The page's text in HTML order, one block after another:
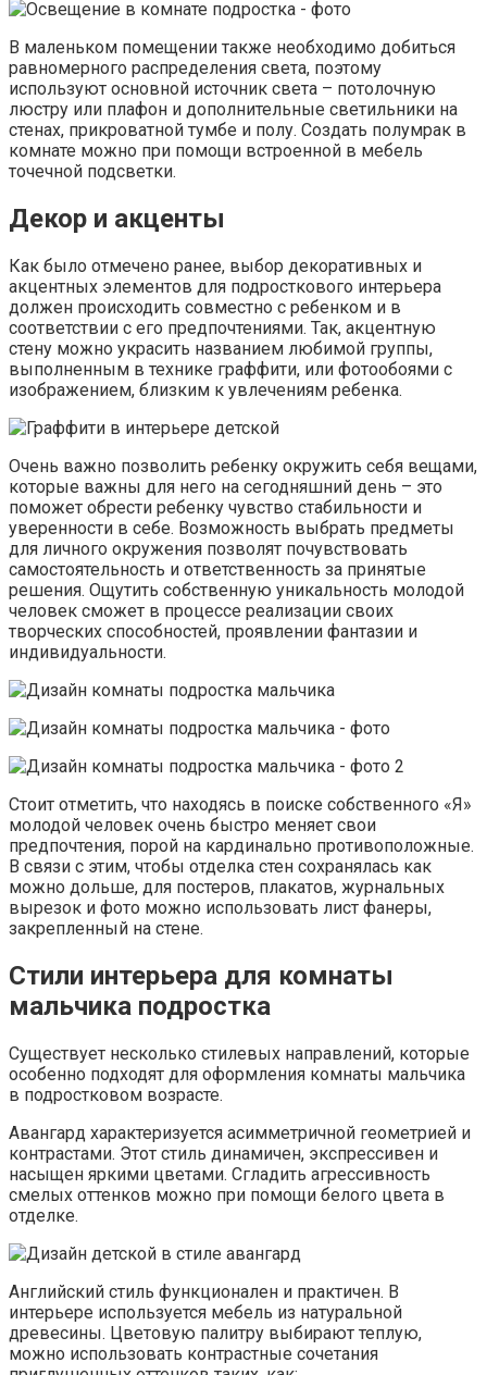
В маленьком помещении также необходимо добиться
равномерного распределения света, поэтому
используют основной источник света – потолочную
люстру или плафон и дополнительные светильники на
стенах, прикроватной тумбе и полу. Создать полумрак в
комнате можно при помощи встроенной в мебель
точечной подсветки.
Декор и акценты
Как было отмечено ранее, выбор декоративных и
акцентных элементов для подросткового интерьера
должен происходить совместно с ребенком и в
соответствии с его предпочтениями. Так, акцентную
стену можно украсить названием любимой группы,
выполненным в технике граффити, или фотообоями с
изображением, близким к увлечениям ребенка.
Очень важно позволить ребенку окружить себя вещами,
которые важны для него на сегодняшний день – это
поможет обрести ребенку чувство стабильности и
уверенности в себе. Возможность выбрать предметы
для личного окружения позволят почувствовать
самостоятельность и ответственность за принятые
решения. Ощутить собственную уникальность молодой
человек сможет в процессе реализации своих
творческих способностей, проявлении фантазии и
индивидуальности.
Стоит отметить, что находясь в поиске собственного «Я»
молодой человек очень быстро меняет свои
предпочтения, порой на кардинально противоположные.
В связи с этим, чтобы отделка стен сохранялась как
можно дольше, для постеров, плакатов, журнальных
вырезок и фото можно использовать лист фанеры,
закрепленный на стене.
Стили интерьера для комнаты
мальчика подростка
Существует несколько стилевых направлений, которые
особенно подходят для оформления комнаты мальчика
в подростковом возрасте.
Авангард характеризуется асимметричной геометрией и
контрастами. Этот стиль динамичен, экспрессивен и
насыщен яркими цветами. Сгладить агрессивность
смелых оттенков можно при помощи белого цвета в
отделке.
Английский стиль функционален и практичен. В
интерьере используется мебель из натуральной
древесины. Цветовую палитру выбирают теплую,
можно использовать контрастные сочетания